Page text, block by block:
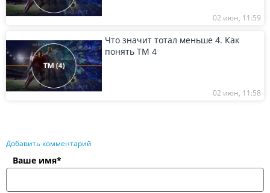
02 июн, 11:59
Что значит тотал меньше 4. Как
понять ТМ 4
02 июн, 11:58
Добавить комментарий
Ваше имя*